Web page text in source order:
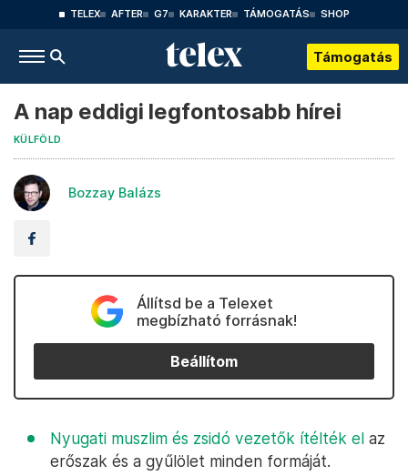
TELEX AFTER G7 KARAKTER TÁMOGATÁS SHOP
Támogatás
A nap eddigi legfontosabb hírei
KÜLFÖLD
Bozzay Balázs
Állítsd be a Telexet
megbízható forrásnak!
Beállítom
Nyugati muszlim és zsidó vezetők ítélték el az
erőszak és a gyűlölet minden formáját.